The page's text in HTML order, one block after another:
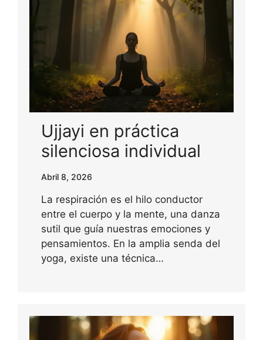
Ujjayi en práctica
silenciosa individual
Abril 8, 2026
La respiración es el hilo conductor
entre el cuerpo y la mente, una danza
sutil que guía nuestras emociones y
pensamientos. En la amplia senda del
yoga, existe una técnica…